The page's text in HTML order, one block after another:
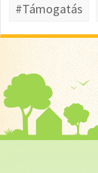
#Támogatás